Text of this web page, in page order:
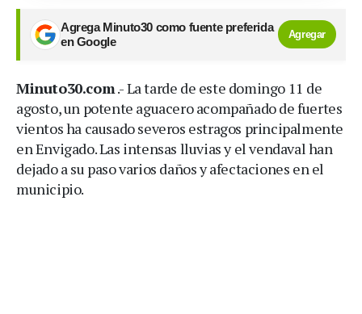
Agrega Minuto30 como fuente preferida
en Google
Agregar
Minuto30.com.- La tarde de este domingo 11 de
agosto, un potente aguacero acompañado de fuertes
vientos ha causado severos estragos principalmente
en Envigado. Las intensas lluvias y el vendaval han
dejado a su paso varios daños y afectaciones en el
municipio.